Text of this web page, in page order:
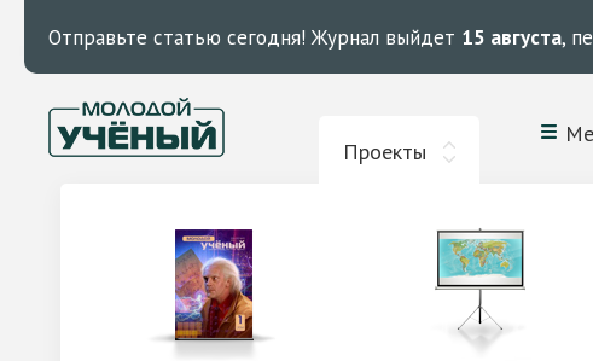
Отправьте статью сегодня! Журнал выйдет 15 августа,
Проекты